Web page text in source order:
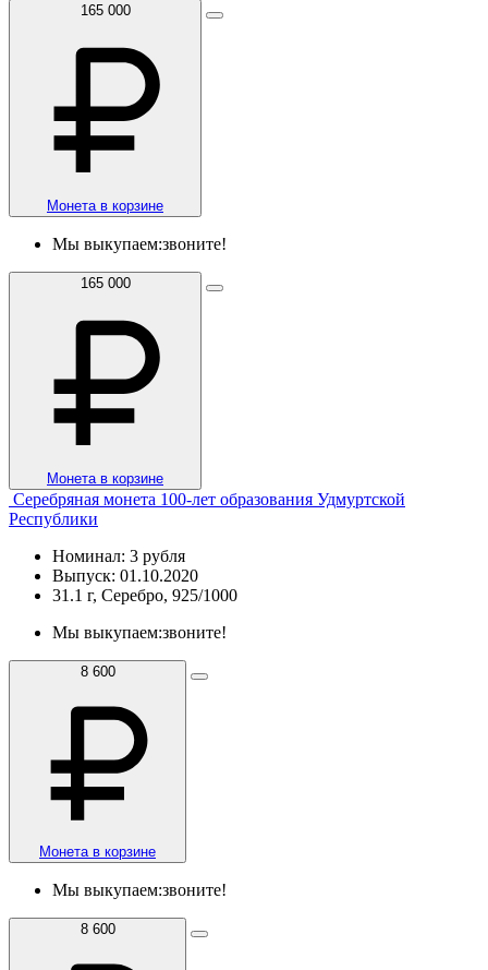
165 000
Монета в корзине
Мы выкупаем:звоните!
165 000
Монета в корзине
Серебряная монета 100-лет образования Удмуртской
Республики
Номинал: 3 рубля
Выпуск: 01.10.2020
31.1 г, Серебро, 925/1000
Мы выкупаем:звоните!
8 600
Монета в корзине
Мы выкупаем:звоните!
8 600